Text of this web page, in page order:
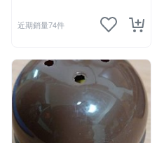
近期銷量74件